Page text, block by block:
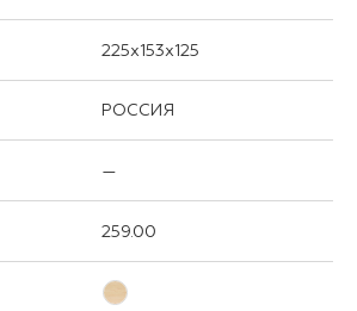
225x153x125
РОССИЯ
—
259.00